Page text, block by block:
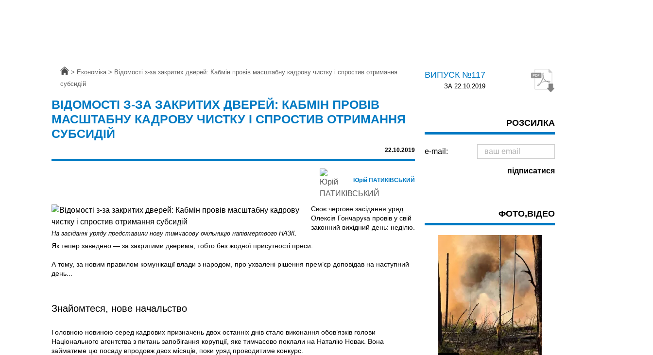
Головна
> Економіка > Відомості з-за закритих дверей: Кабмін провів масштабну кадрову чистку i спростив отримання
субсидій
ВІДОМОСТІ З-ЗА ЗАКРИТИХ ДВЕРЕЙ: КАБМІН ПРОВІВ
МАСШТАБНУ КАДРОВУ ЧИСТКУ I СПРОСТИВ ОТРИМАННЯ
СУБСИДІЙ
22.10.2019
Юрій ПАТИКІВСЬКИЙ
На засіданні уряду представили нову тимчасову очільницю напівмертвого НАЗК.
Своє чергове засідання уряд
Олексія Гончарука провів у свій
законний вихідний день: неділю.
Як тепер заведено — за закритими дверима, тобто без жодної присутності преси.
А тому, за новим правилом комунікації влади з народом, про ухвалені рішення прем’єр доповідав на наступний
день...
Знайомтеся, нове начальство
Головною новиною серед кадрових призначень двох останніх днів стало виконання обов’язків голови
Національного агентства з питань запобігання корупції, яке тимчасово поклали на Наталію Новак. Вона
займатиме цю посаду впродовж двох місяців, поки уряд проводитиме конкурс.
ВИПУСК №117
ЗА 22.10.2019
РОЗСИЛКА
e-mail:
ФОТО,ВІДЕО